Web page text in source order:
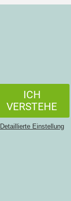
ICH
VERSTEHE
Detaillierte Einstellung